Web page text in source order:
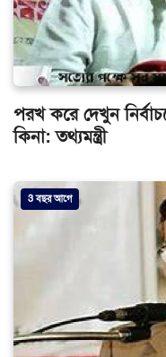
পরখ করে দেখুন
কিনা: তথ্যমন্ত্রী
3 বছর আগে